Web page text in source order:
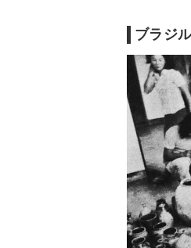
ブラジ